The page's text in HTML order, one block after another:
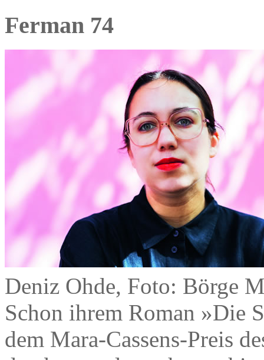
Ferman 74
Deniz Ohde, Foto: Börge
Schon ihrem Roman »Die
dem Mara-Cassens-Preis